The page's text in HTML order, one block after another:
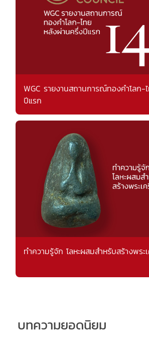
WGC รายงานสถานการณ์ทองคำโลก
ปีแรก
ทำความรู้จัก โลหะผสมสำหรับสร้างพระ
บทความยอดนิยม